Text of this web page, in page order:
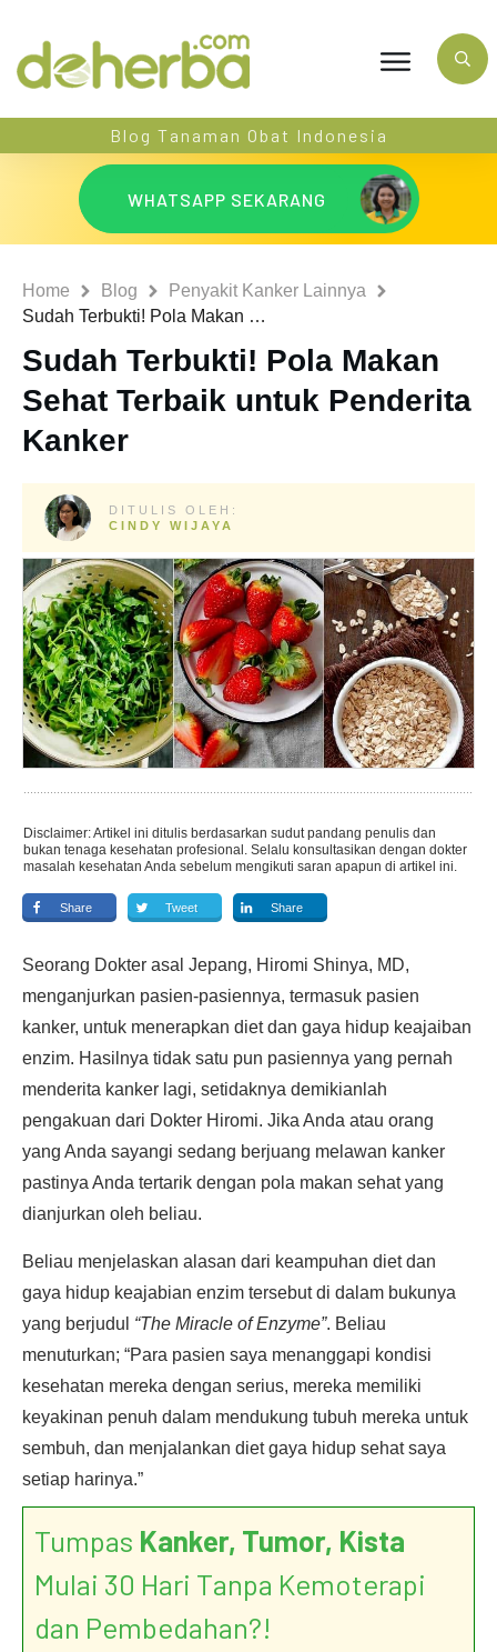
Blog Tanaman Obat Indonesia
WHATSAPP SEKARANG
Home Blog
Penyakit Kanker Lainnya
Sudah Terbukti! Pola Makan Sehat Terbaik untuk Penderita Kanker
Sudah Terbukti! Pola Makan
Sehat Terbaik untuk Penderita
Kanker
DITULIS OLEH:
CINDY WIJAYA
Disclaimer: Artikel ini ditulis berdasarkan sudut pandang penulis dan
bukan tenaga kesehatan profesional. Selalu konsultasikan dengan dokter
masalah kesehatan Anda sebelum mengikuti saran apapun di artikel ini.
Share Tweet Share
Seorang Dokter asal Jepang, Hiromi Shinya, MD,
menganjurkan pasien-pasiennya, termasuk pasien
kanker, untuk menerapkan diet dan gaya hidup keajaiban
enzim. Hasilnya tidak satu pun pasiennya yang pernah
menderita kanker lagi, setidaknya demikianlah
pengakuan dari Dokter Hiromi. Jika Anda atau orang
yang Anda sayangi sedang berjuang melawan kanker
pastinya Anda tertarik dengan pola makan sehat yang
dianjurkan oleh beliau.
Beliau menjelaskan alasan dari keampuhan diet dan
gaya hidup keajabian enzim tersebut di dalam bukunya
yang berjudul “The Miracle of Enzyme”. Beliau
menuturkan; “Para pasien saya menanggapi kondisi
kesehatan mereka dengan serius, mereka memiliki
keyakinan penuh dalam mendukung tubuh mereka untuk
sembuh, dan menjalankan diet gaya hidup sehat saya
setiap harinya.”
Tumpas Kanker, Tumor, Kista
Mulai 30 Hari Tanpa Kemoterapi
dan Pembedahan?!